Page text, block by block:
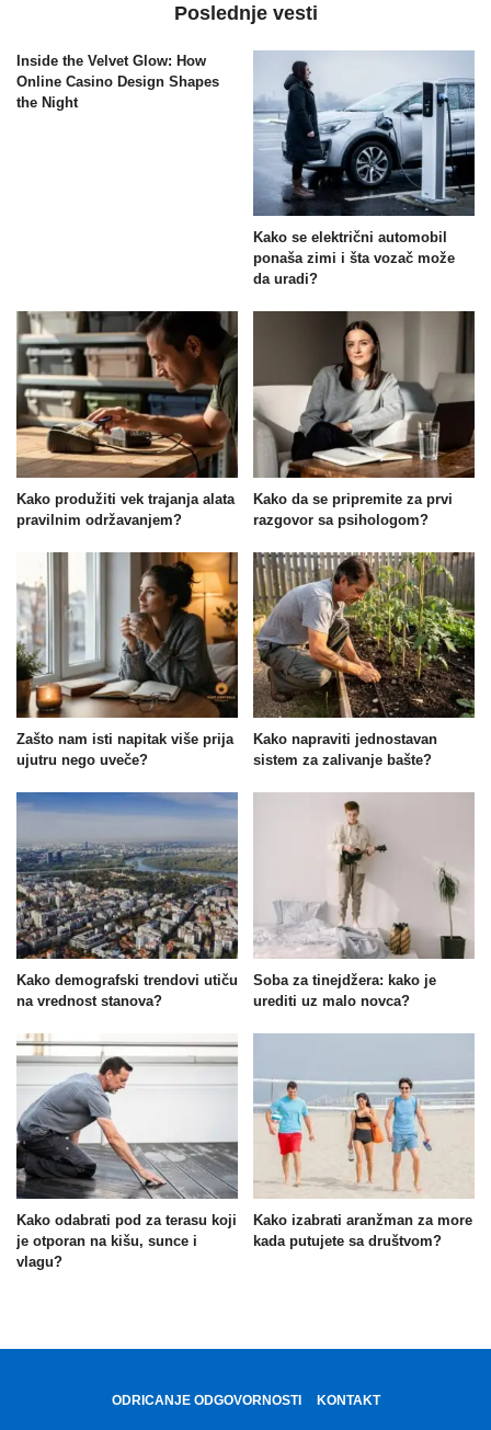
Poslednje vesti
Inside the Velvet Glow: How
Online Casino Design Shapes
the Night
Kako se električni automobil
ponaša zimi i šta vozač može
da uradi?
Kako produžiti vek trajanja alata
pravilnim održavanjem?
Kako da se pripremite za prvi
razgovor sa psihologom?
Zašto nam isti napitak više prija
ujutru nego uveče?
Kako napraviti jednostavan
sistem za zalivanje bašte?
Kako demografski trendovi utiču
na vrednost stanova?
Soba za tinejdžera: kako je
urediti uz malo novca?
Kako odabrati pod za terasu koji
je otporan na kišu, sunce i
vlagu?
Kako izabrati aranžman za more
kada putujete sa društvom?
ODRICANJE ODGOVORNOSTI KONTAKT